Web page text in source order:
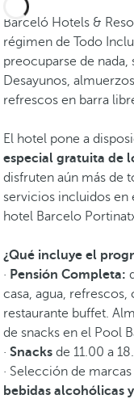
Barceló Hotels &
régimen de Todo
preocuparse de
Desayunos,
refrescos en barra
El hotel pone a
especial gratuita de
disfruten aún más de
servicios incluidos en
hotel Barcelo
¿Qué incluye el
· Pensión Completa:
casa, agua,
restaurante buffet.
de snacks en el Pool
· Snacks de 11.00 a
· Selección de
bebidas alcohólicas